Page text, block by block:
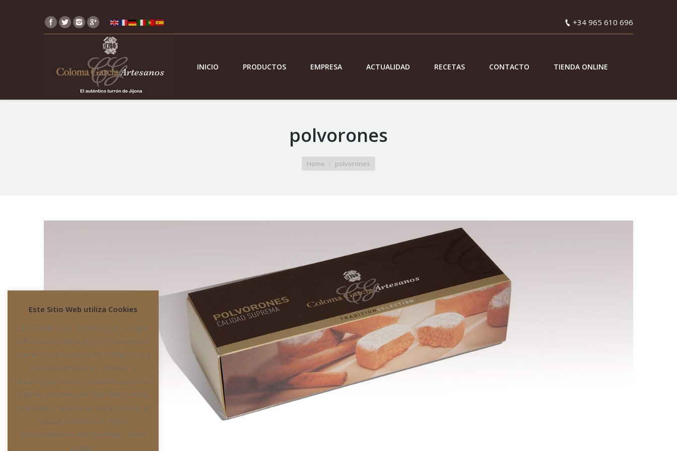
+34 965 610 696
INICIO PRODUCTOS EMPRESA ACTUALIDAD RECETAS CONTACTO TIENDA ONLINE
polvorones
Home polvorones
Este Sitio Web utiliza Cookies
Las Cookies son archivos que recogen
información sobre el uso y navegación
que el Usuario realiza en la Web y cuya
finalidad principal es conocer al
Usuario que accede, estadísticas de las
páginas visitadas del Sitio Web y otras
finalidades necesarias para mejorar la
calidad y ofrecer un mejor
funcionamiento del Sitio Web. Usted
puede: